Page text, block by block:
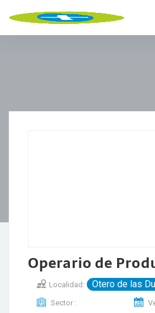
Operario de
Localidad: Otero de las
Sector :